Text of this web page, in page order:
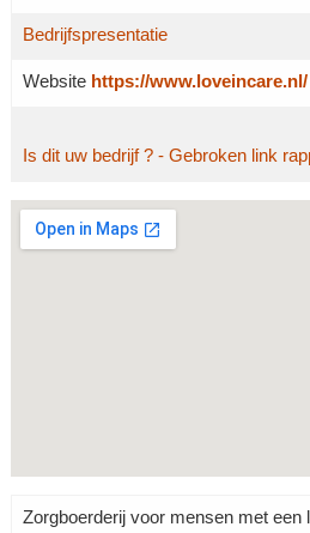
Bedrijfspresentatie
Website https://www.loveincare.nl/
Is dit uw bedrijf ? - Gebroken link
Grotere kaart weergeven
Zorgboerderij voor mensen met